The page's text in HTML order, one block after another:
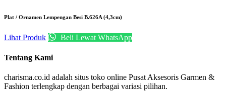
Plat / Ornamen Lempengan Besi B.626A (4,3cm)
Lihat Produk Beli Lewat WhatsApp
Tentang Kami
charisma.co.id adalah situs toko online Pusat Aksesoris Garmen &
Fashion terlengkap dengan berbagai variasi pilihan.